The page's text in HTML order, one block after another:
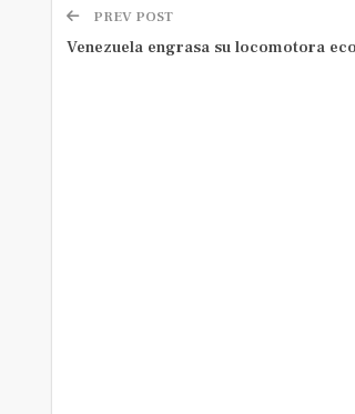
PREV POST
Venezuela engrasa su locomotora